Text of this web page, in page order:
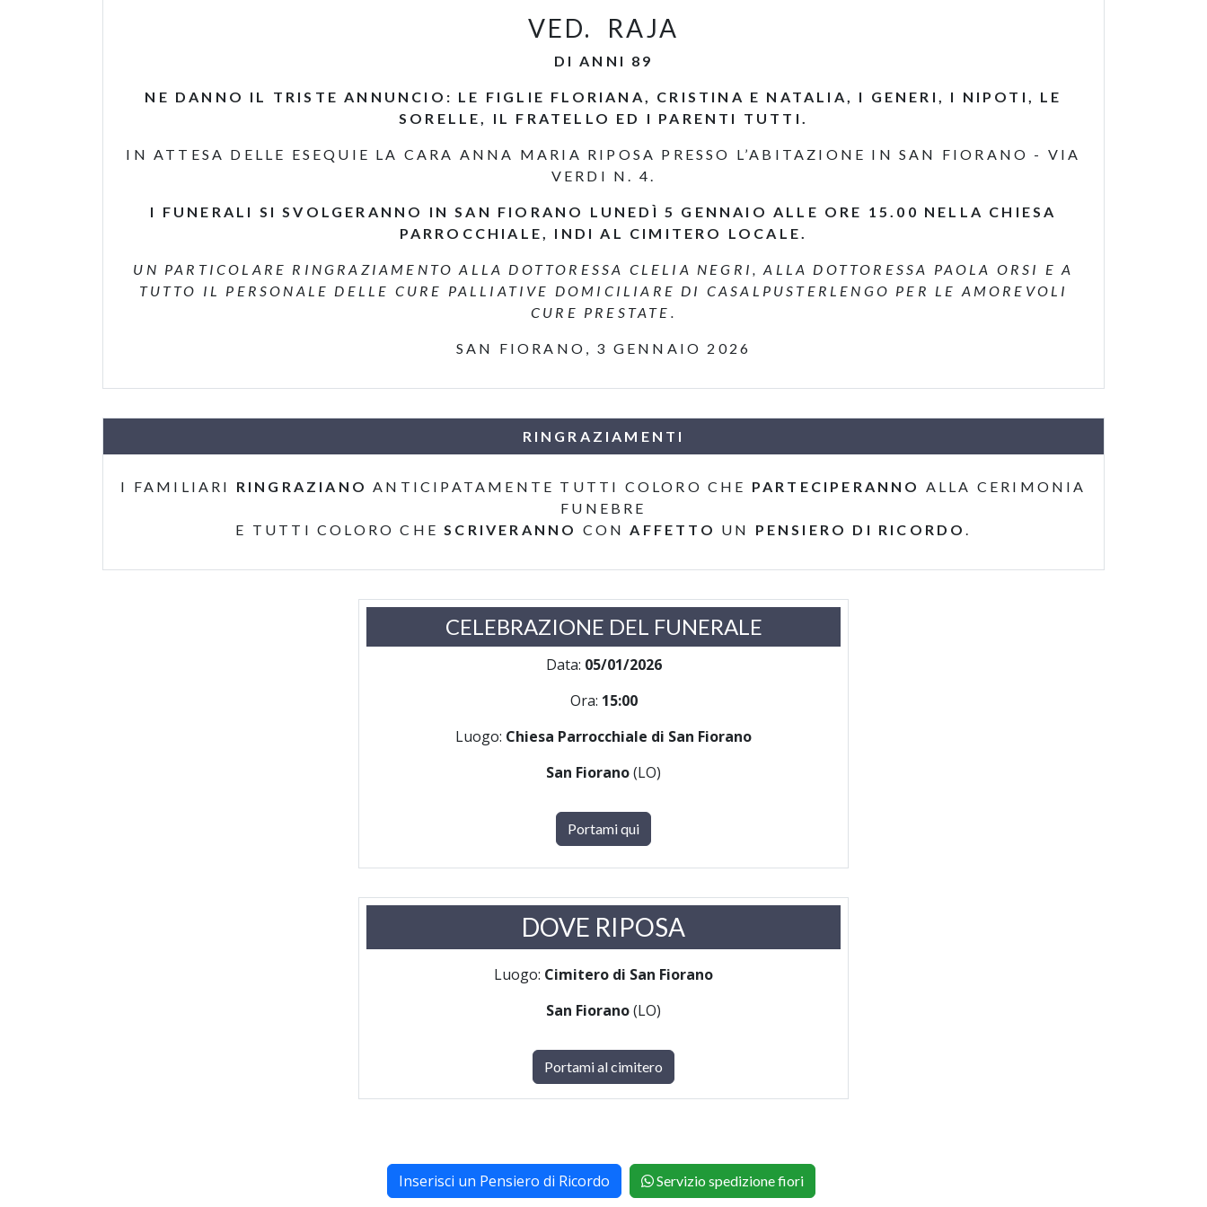
VED. RAJA
DI ANNI 89
NE DANNO IL TRISTE ANNUNCIO: LE FIGLIE FLORIANA, CRISTINA E NATALIA, I GENERI, I NIPOTI, LE
SORELLE, IL FRATELLO ED I PARENTI TUTTI.
IN ATTESA DELLE ESEQUIE LA CARA ANNA MARIA RIPOSA PRESSO L’ABITAZIONE IN SAN FIORANO - VIA
VERDI N. 4.
I FUNERALI SI SVOLGERANNO IN SAN FIORANO LUNEDÌ 5 GENNAIO ALLE ORE 15.00 NELLA CHIESA
PARROCCHIALE, INDI AL CIMITERO LOCALE.
UN PARTICOLARE RINGRAZIAMENTO ALLA DOTTORESSA CLELIA NEGRI, ALLA DOTTORESSA PAOLA ORSI E A
TUTTO IL PERSONALE DELLE CURE PALLIATIVE DOMICILIARE DI CASALPUSTERLENGO PER LE AMOREVOLI
CURE PRESTATE.
SAN FIORANO, 3 GENNAIO 2026
RINGRAZIAMENTI
I FAMILIARI RINGRAZIANO ANTICIPATAMENTE TUTTI COLORO CHE PARTECIPERANNO ALLA CERIMONIA
FUNEBRE
E TUTTI COLORO CHESCRIVERANNO CONAFFETTO UN PENSIERO DI RICORDO.
CELEBRAZIONE DEL FUNERALE
Data: 05/01/2026
Ora: 15:00
Luogo: Chiesa Parrocchiale di San Fiorano
San Fiorano(LO)
Portami qui
DOVE RIPOSA
Luogo: Cimitero di San Fiorano
San Fiorano(LO)
Portami al cimitero
Inserisci un Pensiero di Ricordo Servizio spedizione fiori